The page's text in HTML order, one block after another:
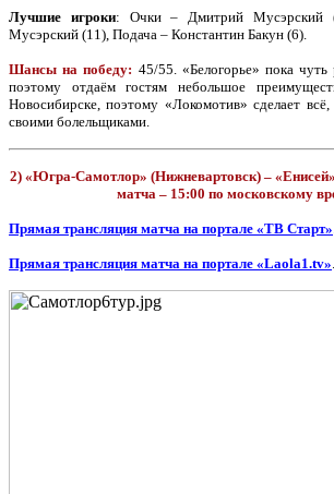
Лучшие игроки: Очки – Дмитрий Мусэрский
Мусэрский (11), Подача – Константин Бакун (6).
Шансы на победу: 45/55. «Белогорье» пока чуть
поэтому отдаём гостям небольшое
Новосибирске, поэтому «Локомотив» сделает
своими болельщиками.
2) «Югра-Самотлор» (Нижневартовск) –
матча – 15:00 по московскому
Прямая трансляция матча на портале «ТВ Старт»
Прямая трансляция матча на портале «Laola1.tv».